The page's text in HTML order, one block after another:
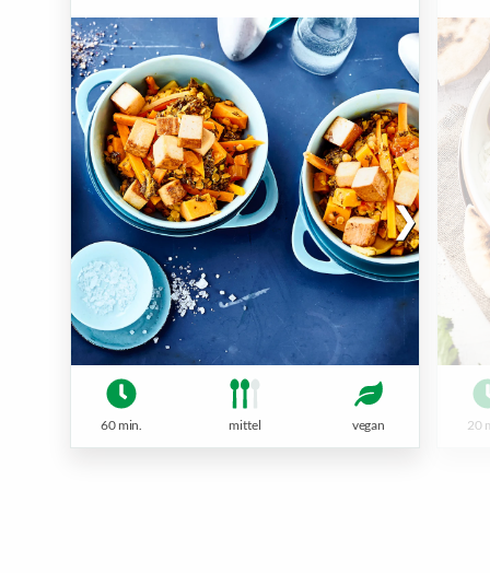
60 min. mittel vegan 20